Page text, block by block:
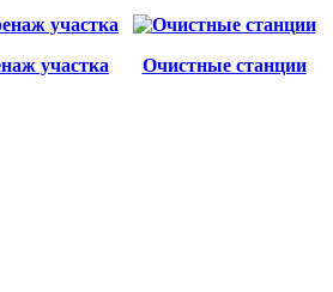
участка Очистные станции